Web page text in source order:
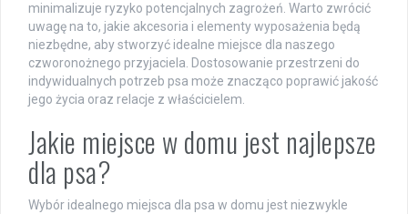
minimalizuje ryzyko potencjalnych zagrożeń. Warto zwrócić
uwagę na to, jakie akcesoria i elementy wyposażenia będą
niezbędne, aby stworzyć idealne miejsce dla naszego
czworonożnego przyjaciela. Dostosowanie przestrzeni do
indywidualnych potrzeb psa może znacząco poprawić jakość
jego życia oraz relacje z właścicielem.
Jakie miejsce w domu jest najlepsze
dla psa?
Wybór idealnego miejsca dla psa w domu jest niezwykle